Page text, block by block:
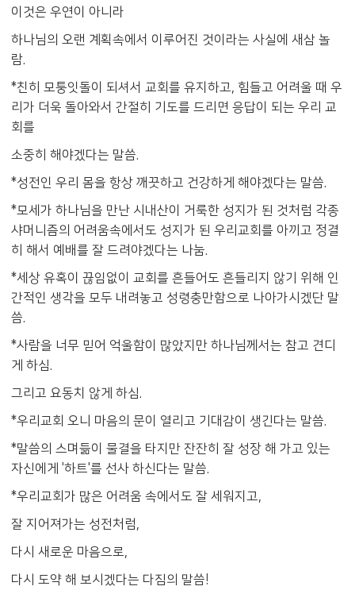
이것은 우연이 아니라
하나님의 오랜 계획속에서 이루어진 것이라는 사실에 새삼 놀
람.
*친히 모퉁잇돌이 되셔서 교회를 유지하고, 힘들고 어려울 때 우
리가 더욱 돌아와서 간절히 기도를 드리면 응답이 되는 우리 교
회를
소중히 해야겠다는 말씀.
*성전인 우리 몸을 항상 깨끗하고 건강하게 해야겠다는 말씀.
*모세가 하나님을 만난 시내산이 거룩한 성지가 된 것처럼 각종
샤머니즘의 어려움속에서도 성지가 된 우리교회를 아끼고 정결
히 해서 예배를 잘 드려야겠다는 나눔.
*세상 유혹이 끊임없이 교회를 흔들어도 흔들리지 않기 위해 인
간적인 생각을 모두 내려놓고 성령충만함으로 나아가시겠단 말
씀.
*사람을 너무 믿어 억울함이 많았지만 하나님께서는 참고 견디
게 하심.
그리고 요동치 않게 하심.
*우리교회 오니 마음의 문이 열리고 기대감이 생긴다는 말씀.
*말씀의 스며듦이 물결을 타지만 잔잔히 잘 성장 해 가고 있는
자신에게 '하트'를 선사 하신다는 말씀.
*우리교회가 많은 어려움 속에서도 잘 세워지고,
잘 지어져가는 성전처럼,
다시 새로운 마음으로,
다시 도약 해 보시겠다는 다짐의 말씀!